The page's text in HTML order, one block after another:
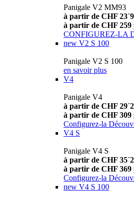
Panigale V2 MM93
à partir de CHF
à partir de CHF 259
CONFIGUREZ-LA
new V2 S 100
Panigale V2 S 100
en savoir plus
V4
Panigale V4
à partir de CHF
à partir de CHF 309
Configurez-la
V4 S
Panigale V4 S
à partir de CHF
à partir de CHF 369
Configurez-la
new V4 S 100